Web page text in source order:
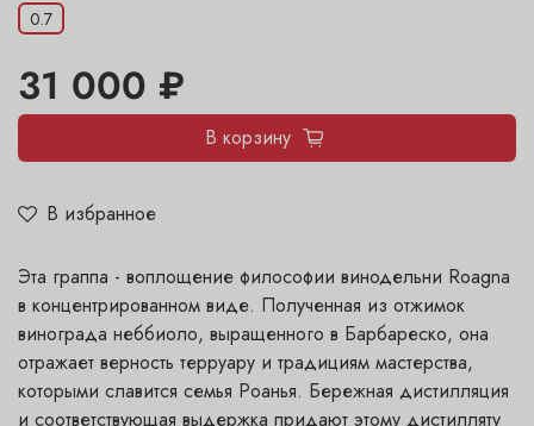
В избранное
0.7
31 000 ₽
В корзину
Эта граппа - воплощение философии винодельни Roagna
в концентрированном виде. Полученная из отжимок
винограда неббиоло, выращенного в Барбареско, она
отражает верность терруару и традициям мастерства,
которыми славится семья Роанья. Бережная дистилляция
и соответствующая выдержка придают этому дистилляту